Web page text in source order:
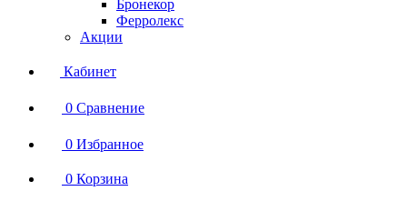
Бронекор
Ферролекс
Акции
Кабинет
0 Сравнение
0 Избранное
0 Корзина